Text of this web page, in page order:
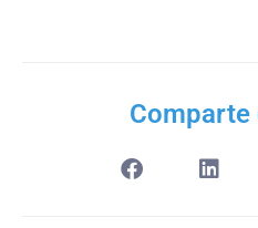
Comparte